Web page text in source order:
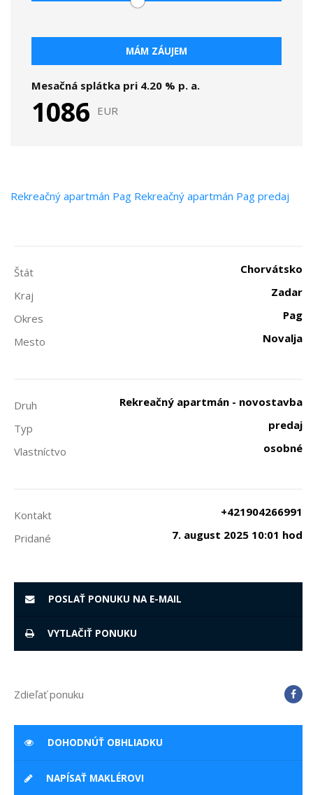
MÁM ZÁUJEM
Mesačná splátka pri 4.20 % p. a.
1086 EUR
Rekreačný apartmán Pag Rekreačný apartmán Pag predaj
Štát
Chorvátsko
Kraj
Zadar
Okres
Pag
Mesto
Novalja
Druh
Rekreačný apartmán - novostavba
Typ
predaj
Vlastníctvo
osobné
Kontakt
+421904266991
Pridané
7. august 2025 10:01 hod
POSLAŤ PONUKU NA E-MAIL
VYTLAČIŤ PONUKU
Zdieľať ponuku
DOHODNÚŤ OBHLIADKU
NAPÍSAŤ MAKLÉROVI